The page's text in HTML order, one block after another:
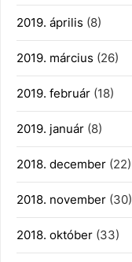
2019. április (8)
2019. március (26)
2019. február (18)
2019. január (8)
2018. december (22)
2018. november (30)
2018. október (33)